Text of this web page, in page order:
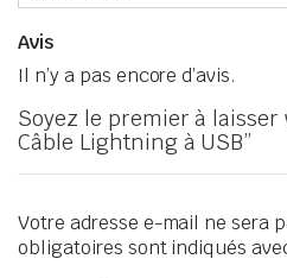
Avis
Il n’y a pas encore d’avis.
Soyez le premier à laisser
Câble Lightning à USB”
Votre adresse e-mail ne sera
obligatoires sont indiqués